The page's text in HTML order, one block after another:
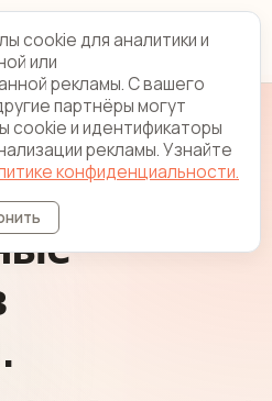
cookie для аналитики и
или
рекламы. С вашего
партнёры могут
cookie и идентификаторы
рекламы. Узнайте
конфиденциальности.